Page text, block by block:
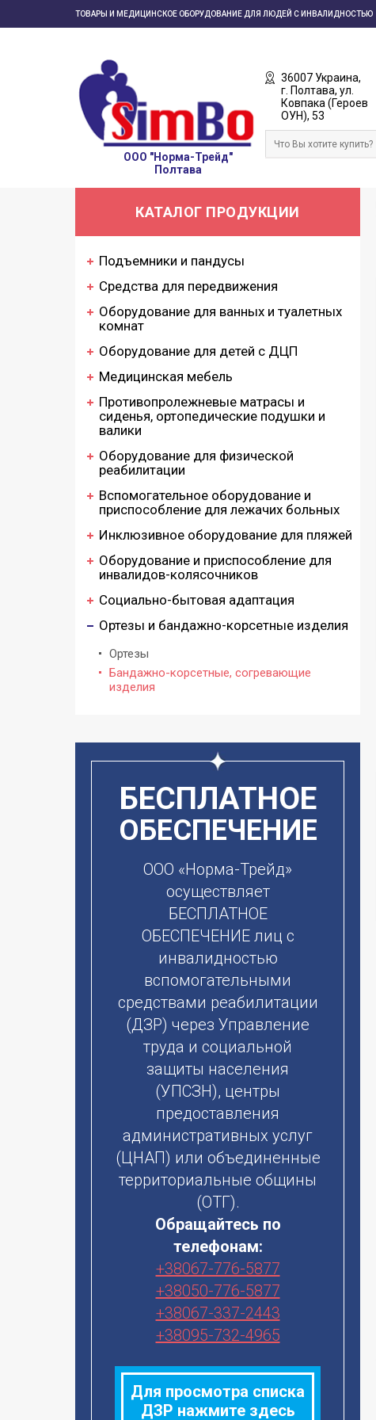
ТОВАРЫ И МЕДИЦИНСКОЕ ОБОРУДОВАНИЕ ДЛЯ ЛЮДЕЙ С ИНВАЛИДНОСТЬЮ
ООО "Норма-Трейд"
Полтава
36007 Украина,
г. Полтава, ул.
Ковпака (Героев
ОУН), 53
Кровать детская
функциональная
специальная трёхсекционная
модели ЛДфС.3.1.2.2.М
цену уточняйте
Есть в наличии
Детальнее
КАТАЛОГ ПРОДУКЦИИ
Подъемники и пандусы
Средства для передвижения
Оборудование для ванных и туалетных
комнат
Оборудование для детей с ДЦП
Медицинская мебель
Противопролежневые матрасы и
сиденья, ортопедические подушки и
валики
Оборудование для физической
реабилитации
Вспомогательное оборудование и
приспособление для лежачих больных
Инклюзивное оборудование для пляжей
Оборудование и приспособление для
инвалидов-колясочников
Социально-бытовая адаптация
Ортезы и бандажно-корсетные изделия
Ортезы
Бандажно-корсетные, согревающие
изделия
БЕСПЛАТНОЕ
ОБЕСПЕЧЕНИЕ
ООО «Норма-Трейд»
осуществляет
БЕСПЛАТНОЕ
ОБЕСПЕЧЕНИЕ лиц с
инвалидностью
вспомогательными
средствами реабилитации
(ДЗР) через Управление
труда и социальной
защиты населения
(УПСЗН), центры
предоставления
административных услуг
(ЦНАП) или объединенные
территориальные общины
(ОТГ).
Обращайтесь по
телефонам:
+38067-776-5877
+38050-776-5877
+38067-337-2443
+38095-732-4965
Для просмотра списка
ДЗР нажмите здесь